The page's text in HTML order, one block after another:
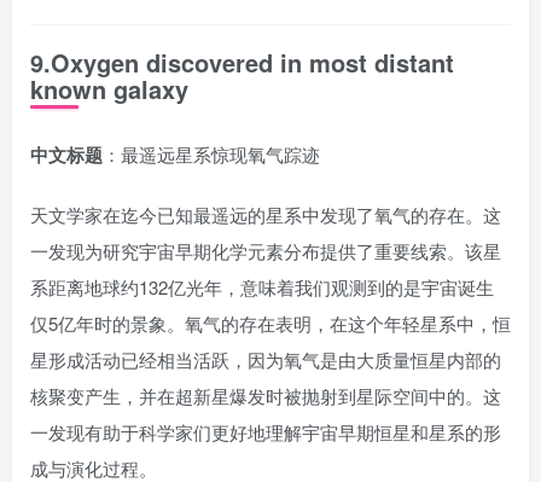
9.Oxygen discovered in most distant
known galaxy
中文标题 ：最遥远星系惊现氧气踪迹
天文学家在迄今已知最遥远的星系中发现了氧气的存在。这
一发现为研究宇宙早期化学元素分布提供了重要线索。该星
系距离地球约132亿光年，意味着我们观测到的是宇宙诞生
仅5亿年时的景象。氧气的存在表明，在这个年轻星系中，恒
星形成活动已经相当活跃，因为氧气是由大质量恒星内部的
核聚变产生，并在超新星爆发时被抛射到星际空间中的。这
一发现有助于科学家们更好地理解宇宙早期恒星和星系的形
成与演化过程。